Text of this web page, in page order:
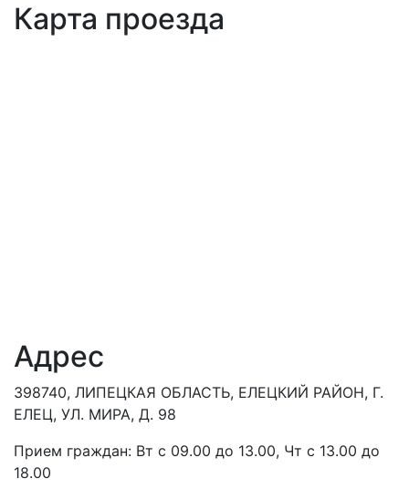
Карта проезда
Адрес
398740, ЛИПЕЦКАЯ ОБЛАСТЬ, ЕЛЕЦКИЙ РАЙОН, Г.
ЕЛЕЦ, УЛ. МИРА, Д. 98
Прием граждан: Вт с 09.00 до 13.00, Чт с 13.00 до
18.00